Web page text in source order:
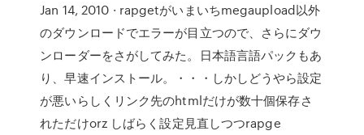
Jan 14, 2010 · rapgetがいまいちmegaupload以外
のダウンロードでエラーが目立つので、さらにダウ
ンローダーをさがしてみた。日本語言語パックもあ
り、早速インストール。・・・しかしどうやら設定
が悪いらしくリンク先のhtmlだけが数十個保存さ
れただけorz しばらく設定見直しつつrapge